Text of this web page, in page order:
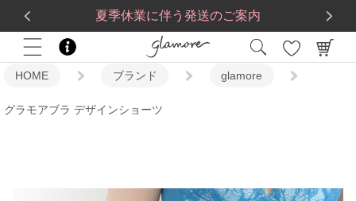
夏季休業に伴う発送のご案内
送料一律560円5,500 円(税込)以上で送料無料
HOME ブランド glamore
グラモアブラ デザインショーツ